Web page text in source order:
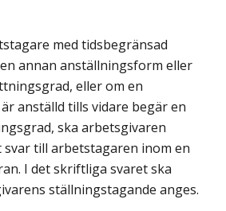
med tidsbegränsad
annan anställningsform eller
eller om en
anställd tills vidare begär en
ska arbetsgivaren
till arbetstagaren inom en
I det skriftliga svaret ska
ställningstagande anges.